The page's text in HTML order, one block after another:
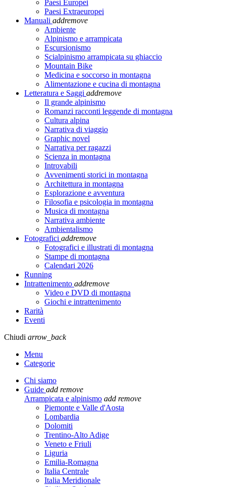
Paesi Europei
Paesi Extraeuropei
Manuali addremove
Ambiente
Alpinismo e arrampicata
Escursionismo
Scialpinismo arrampicata su ghiaccio
Mountain Bike
Medicina e soccorso in montagna
Alimentazione e cucina di montagna
Letteratura e Saggi addremove
Il grande alpinismo
Romanzi racconti leggende di montagna
Cultura alpina
Narrativa di viaggio
Graphic novel
Narrativa per ragazzi
Scienza in montagna
Introvabili
Avvenimenti storici in montagna
Architettura in montagna
Esplorazione e avventura
Filosofia e psicologia in montagna
Musica di montagna
Narrativa ambiente
Ambientalismo
Fotografici addremove
Fotografici e illustrati di montagna
Stampe di montagna
Calendari 2026
Running
Intrattenimento addremove
Video e DVD di montagna
Giochi e intrattenimento
Rarità
Eventi
Chiudi arrow_back
Menu
Categorie
Chi siamo
Guide add remove
Arrampicata e alpinismo add remove
Piemonte e Valle d'Aosta
Lombardia
Dolomiti
Trentino-Alto Adige
Veneto e Friuli
Liguria
Emilia-Romagna
Italia Centrale
Italia Meridionale